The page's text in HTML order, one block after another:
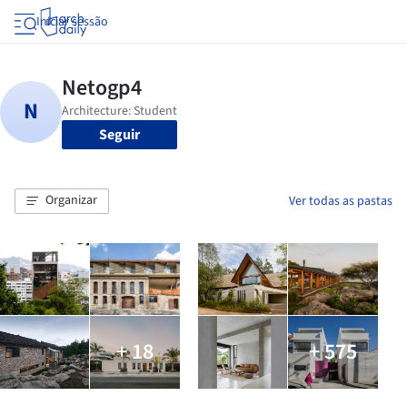
Iniciar sessão
Seguir
Organizar Ver todas as pastas
+ 18 + 575